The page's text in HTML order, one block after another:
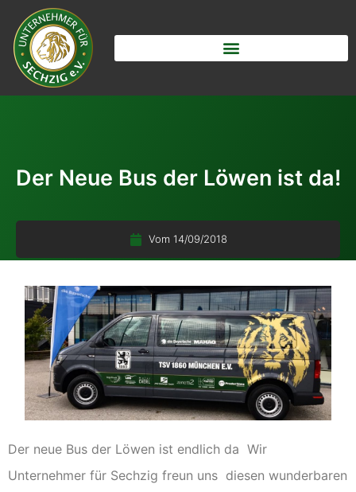
Der Neue Bus der Löwen ist da!
Vom 14/09/2018
Der neue Bus der Löwen ist endlich da Wir
Unternehmer für Sechzig freun uns diesen wunderbaren